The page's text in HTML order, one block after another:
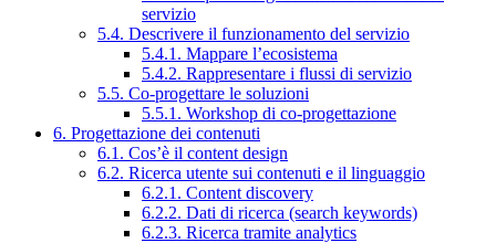
servizio
5.4. Descrivere il funzionamento del servizio
5.4.1. Mappare l’ecosistema
5.4.2. Rappresentare i flussi di servizio
5.5. Co-progettare le soluzioni
5.5.1. Workshop di co-progettazione
6. Progettazione dei contenuti
6.1. Cos’è il content design
6.2. Ricerca utente sui contenuti e il linguaggio
6.2.1. Content discovery
6.2.2. Dati di ricerca (search keywords)
6.2.3. Ricerca tramite analytics